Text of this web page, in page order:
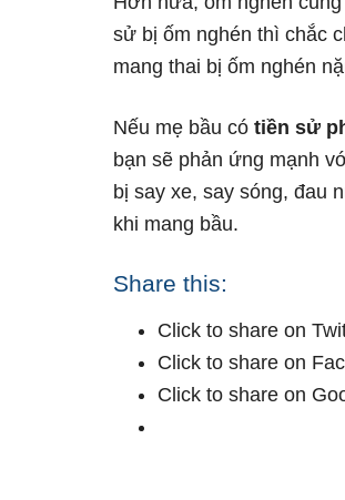
sử bị ốm nghén thì chắc
mang thai bị ốm nghén
Nếu mẹ bầu có tiền sử
bạn sẽ phản ứng mạnh
bị say xe, say sóng, đau
khi mang bầu.
Share this:
Click to share on
Click to share on
Click to share on